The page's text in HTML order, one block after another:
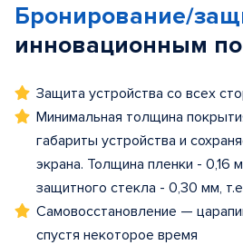
Бронирование/
инновационным
Защита устройства со всех
Минимальная толщина
габариты устройства и
экрана. Толщина пленки - 0,16
защитного стекла - 0,30 мм,
Самовосстановление —
спустя некоторое время